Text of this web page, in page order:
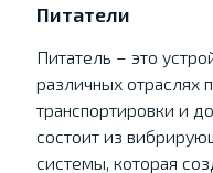
Питатели
Питатель – это
различных отраслях
транспортировки и
состоит из
системы, которая